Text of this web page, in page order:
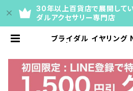
30年以上百貨店で展開して
ダルアクセサリー専門店
ブライダル イヤリン
リー【百貨店40年